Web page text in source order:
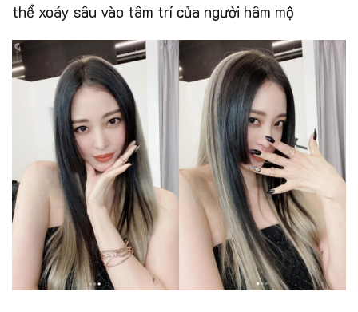
thể xoáy sâu vào tâm trí của người hâm mộ